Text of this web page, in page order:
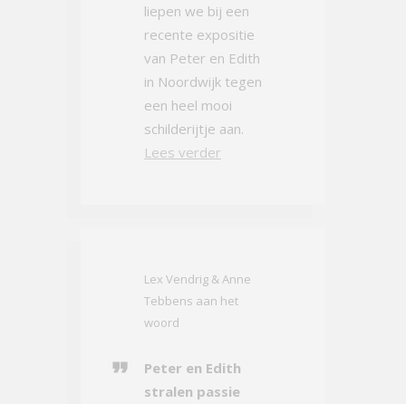
liepen we bij een
recente expositie
van Peter en Edith
in Noordwijk tegen
een heel mooi
schilderijtje aan.
Lees verder
Lex Vendrig & Anne
Tebbens aan het
woord
Peter en Edith
stralen passie